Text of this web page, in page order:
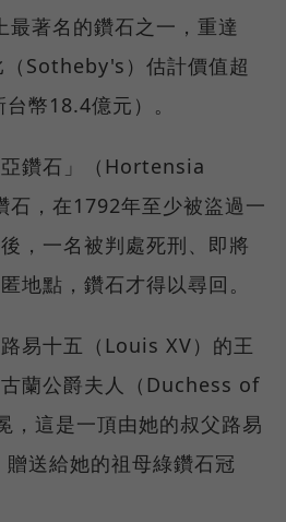
著名的鑽石之一，重達
Sotheby's）估計價值超
幣18.4億元）。
鑽石」（Hortensia
，在1792年至少被盜過一
，一名被判處死刑、即將
地點，鑽石才得以尋回。
易十五（Louis XV）的王
蘭公爵夫人（Duchess of
這是一頂由她的叔父路易
送給她的祖母綠鑽石冠